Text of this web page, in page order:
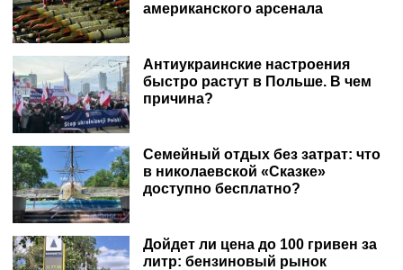
американского арсенала
Антиукраинские настроения
быстро растут в Польше. В чем
причина?
Семейный отдых без затрат: что
в николаевской «Сказке»
доступно бесплатно?
Дойдет ли цена до 100 гривен за
литр: бензиновый рынок